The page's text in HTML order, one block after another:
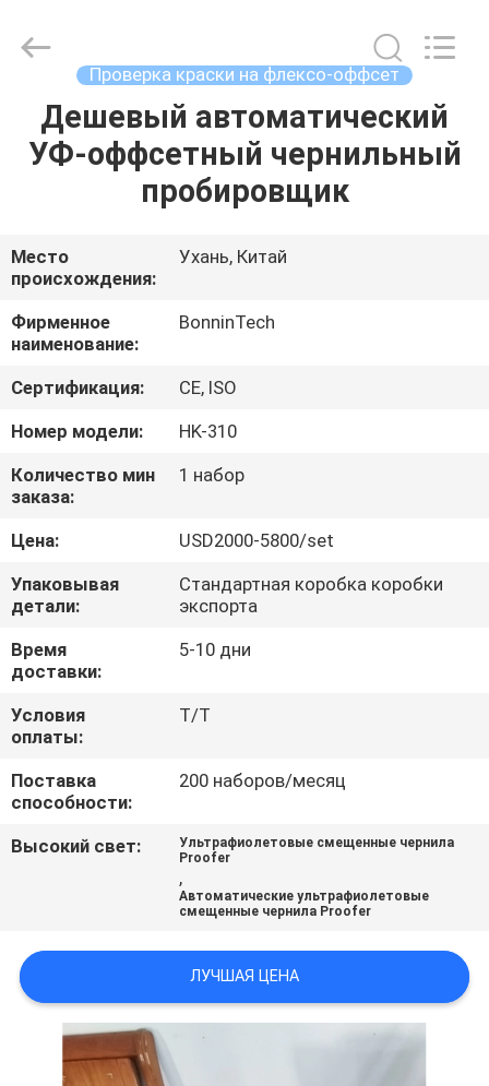
ДОМ
ПРОДУКТЫ
ВИДЕО
О
НАС
ПУТЕШЕСТВИЕ
ФАБРИКИ
ПРОВЕРКА
КАЧЕСТВА
СВЯЖИТЕСЬ
МЫ
СПРОСИТЕ
ЦИТАТУ
КАРТА
PRIVACY
POLICY
Copyright
Technology
Проверка краски на флексо-оффсет
Дешевый автоматический
УФ-оффсетный чернильный
пробировщик
Место
происхождения:
Ухань, Китай
Фирменное
наименование:
BonninTech
Сертификация:
CE, ISO
Номер модели:
HK-310
Количество мин
заказа:
1 набор
Цена:
USD2000-5800/set
Упаковывая
детали:
Стандартная коробка коробки
экспорта
Время
доставки:
5-10 дни
Условия
оплаты:
T/T
Поставка
способности:
200 наборов/месяц
Высокий свет:
Ультрафиолетовые смещенные чернила
Proofer
,
Автоматические ультрафиолетовые
смещенные чернила Proofer
ЛУЧШАЯ ЦЕНА